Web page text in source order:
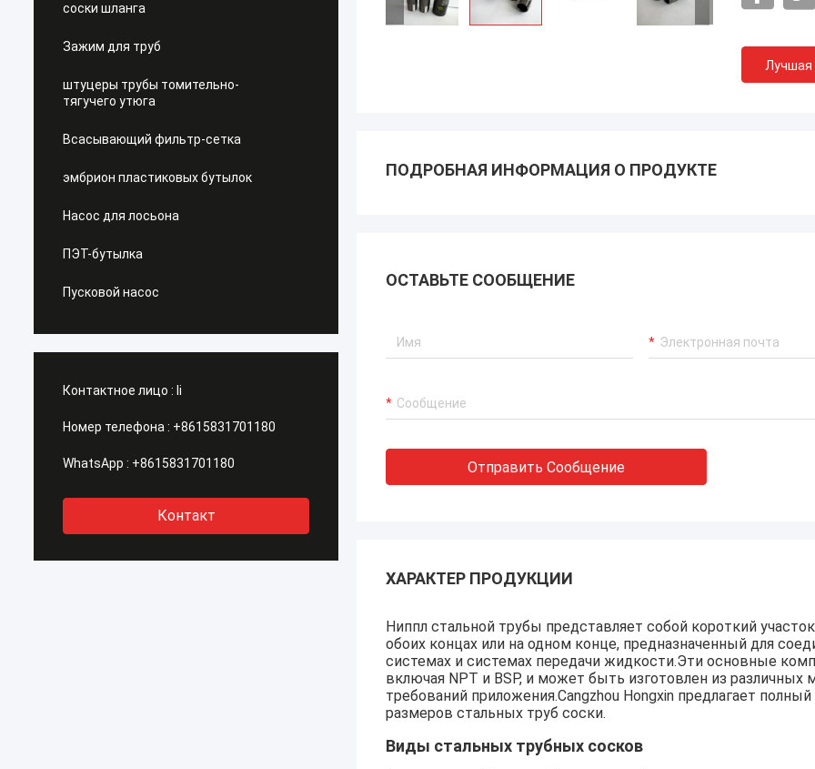
соски шланга
Зажим для труб
штуцеры трубы томительно-
тягучего утюга
Всасывающий фильтр-сетка
эмбрион пластиковых бутылок
Насос для лосьона
ПЭТ-бутылка
Пусковой насос
Контактное лицо : li
Номер телефона : +8615831701180
WhatsApp : +8615831701180
Контакт
Лучшая
ПОДРОБНАЯ ИНФОРМАЦИЯ О ПРОДУКТЕ
ОСТАВЬТЕ СООБЩЕНИЕ
Отправить Сообщение
ХАРАКТЕР ПРОДУКЦИИ
Ниппл стальной трубы представляет собой короткий
обоих концах или на одном конце, предназначенный для
системах и системах передачи жидкости.Эти основные
включая NPT и BSP, и может быть изготовлен из различных
требований приложения.Cangzhou Hongxin предлагает
размеров стальных труб соски.
Виды стальных трубных сосков